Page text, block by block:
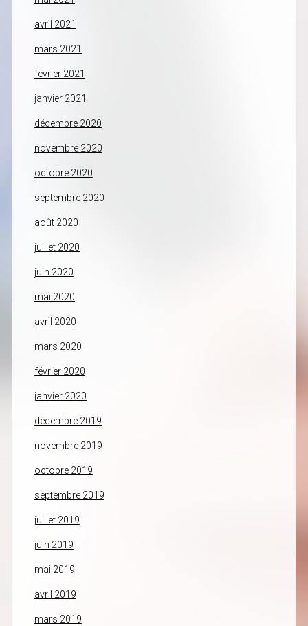
avril 2021
mars 2021
février 2021
janvier 2021
décembre 2020
novembre 2020
octobre 2020
septembre 2020
août 2020
juillet 2020
juin 2020
mai 2020
avril 2020
mars 2020
février 2020
janvier 2020
décembre 2019
novembre 2019
octobre 2019
septembre 2019
juillet 2019
juin 2019
mai 2019
avril 2019
mars 2019